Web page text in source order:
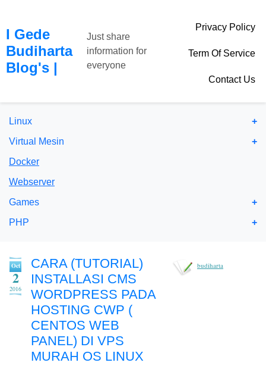
I Gede
Budiharta
Blog's |
Just share
information for
everyone
Privacy Policy
Term Of Service
Contact Us
Linux
Virtual Mesin
Docker
Webserver
Games
PHP
Oct
2
2016
CARA (TUTORIAL)
INSTALLASI CMS
WORDPRESS PADA
HOSTING CWP (
CENTOS WEB
PANEL) DI VPS
MURAH OS LINUX
budiharta